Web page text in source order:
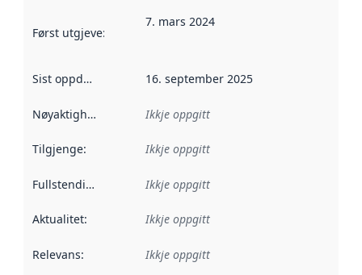
Først utgjeve:
7. mars 2024
Sist oppdatert 16. september 2025
Nøyaktigheit Ikkje oppgitt
Tilgjenge: Ikkje oppgitt
Fullstendigheit Ikkje oppgitt
Aktualitet: Ikkje oppgitt
Relevans: Ikkje oppgitt